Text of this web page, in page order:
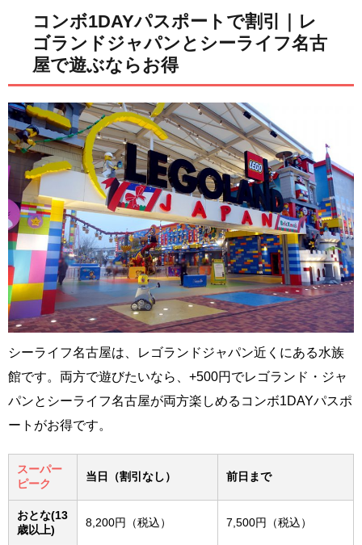
コンボ1DAYパスポートで割引｜レ
ゴランドジャパンとシーライフ名古
屋で遊ぶならお得
シーライフ名古屋は、レゴランドジャパン近くにある水族
館です。両方で遊びたいなら、+500円でレゴランド・ジャ
パンとシーライフ名古屋が両方楽しめるコンボ1DAYパスポ
ートがお得です。
スーパー
ピーク
当日（割引なし） 前日まで
おとな(13
歳以上)
8,200円（税込） 7,500円（税込）